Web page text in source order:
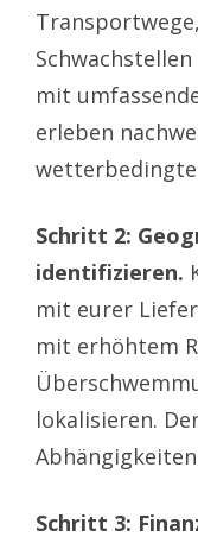
mit
erleben
Schritt 2:
identifizieren.
mit eurer
mit erhöhtem
lokalisieren.
Schritt 3: